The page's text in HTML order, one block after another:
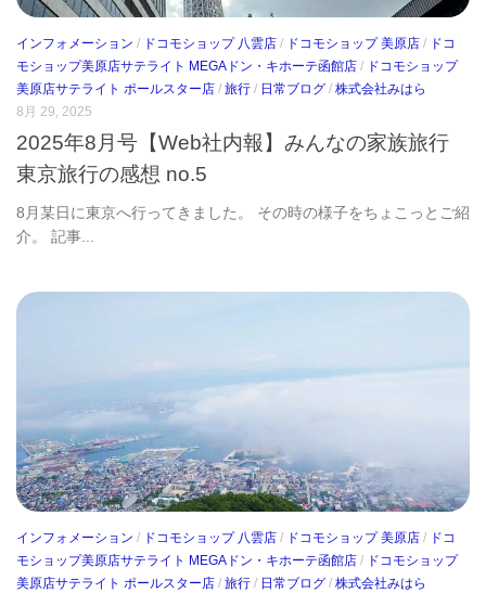
インフォメーション / ドコモショップ 八雲店 / ドコモショップ 美原店 / ドコ
モショップ美原店サテライト MEGAドン・キホーテ函館店 / ドコモショップ
美原店サテライト ポールスター店 / 旅行 / 日常ブログ / 株式会社みはら
8月 29, 2025
2025年8月号【Web社内報】みんなの家族旅行
東京旅行の感想 no.5
8月某日に東京へ行ってきました。 その時の様子をちょこっとご紹
介。 記事...
インフォメーション / ドコモショップ 八雲店 / ドコモショップ 美原店 / ドコ
モショップ美原店サテライト MEGAドン・キホーテ函館店 / ドコモショップ
美原店サテライト ポールスター店 / 旅行 / 日常ブログ / 株式会社みはら